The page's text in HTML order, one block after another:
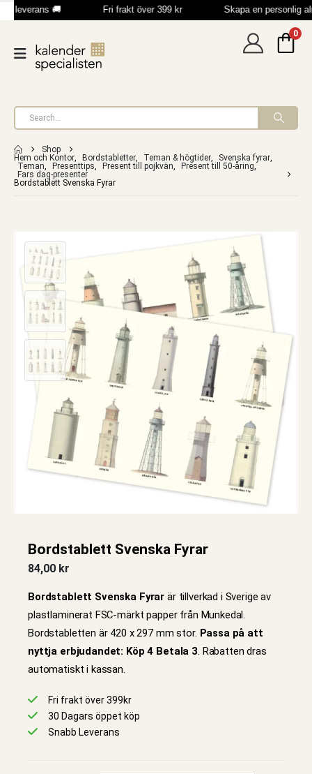
leverans 🚚 Fri frakt över 399 kr Skapa en personlig
0
Shop
Hem och Kontor, Bordstabletter, Teman & högtider, Svenska fyrar,
Teman, Presenttips, Present till pojkvän, Present till 50-åring,
Fars dag-presenter
Bordstablett Svenska Fyrar
Bordstablett Svenska Fyrar
84,00 kr
Bordstablett Svenska Fyrar är tillverkad i Sverige av
plastlaminerat FSC-märkt papper från Munkedal.
Bordstabletten är 420 x 297 mm stor. Passa på att
nyttja erbjudandet: Köp 4 Betala 3. Rabatten dras
automatiskt i kassan.
Fri frakt över 399kr
30 Dagars öppet köp
Snabb Leverans